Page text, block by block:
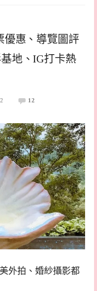
優惠、導覽圖評
地、IG打卡熱
12
外拍、婚紗攝影都